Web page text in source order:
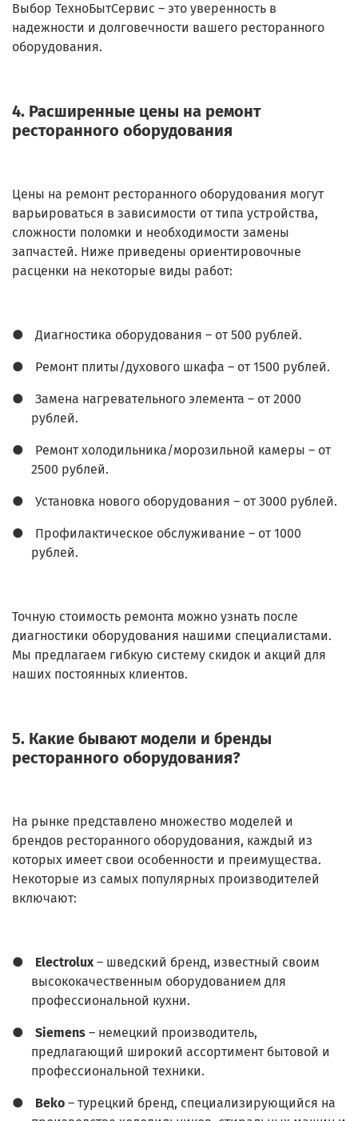
Выбор ТехноБытСервис – это уверенность в
надежности и долговечности вашего ресторанного
оборудования.
4. Расширенные цены на ремонт
ресторанного оборудования
Цены на ремонт ресторанного оборудования могут
варьироваться в зависимости от типа устройства,
сложности поломки и необходимости замены
запчастей. Ниже приведены ориентировочные
расценки на некоторые виды работ:
● Диагностика оборудования – от 500 рублей.
● Ремонт плиты/духового шкафа – от 1500 рублей.
●
Замена нагревательного элемента – от 2000
рублей.
●
Ремонт холодильника/морозильной камеры – от
2500 рублей.
● Установка нового оборудования – от 3000 рублей.
●
Профилактическое обслуживание – от 1000
рублей.
Точную стоимость ремонта можно узнать после
диагностики оборудования нашими специалистами.
Мы предлагаем гибкую систему скидок и акций для
наших постоянных клиентов.
5. Какие бывают модели и бренды
ресторанного оборудования?
На рынке представлено множество моделей и
брендов ресторанного оборудования, каждый из
которых имеет свои особенности и преимущества.
Некоторые из самых популярных производителей
включают:
● Electrolux – шведский бренд, известный своим
высококачественным оборудованием для
профессиональной кухни.
● Siemens – немецкий производитель,
предлагающий широкий ассортимент бытовой и
профессиональной техники.
● Beko – турецкий бренд, специализирующийся на